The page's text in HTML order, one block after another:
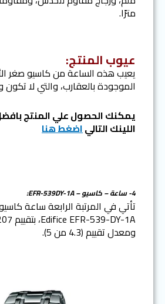
مترًا.
عيوب المنتج:
يعيب هذه الساعة من كاسيو صغر
الموجودة بالعقارب، والتي لا
يمكنك الحصول علي المنتج
اللينك التالياضغط هنا
4- ساعة – كاسيو – EFR-539DY-1A:
تأتي في المرتبة الرابعة ساعة
ومعدل تقييم (4.3 من 5).